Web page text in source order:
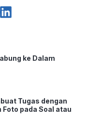
ke Dalam
Tugas dengan
Foto pada Soal atau